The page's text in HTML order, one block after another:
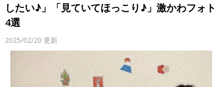
したい♪」「見ていてほっこり♪」激かわフォト
4選
2025/02/20 更新